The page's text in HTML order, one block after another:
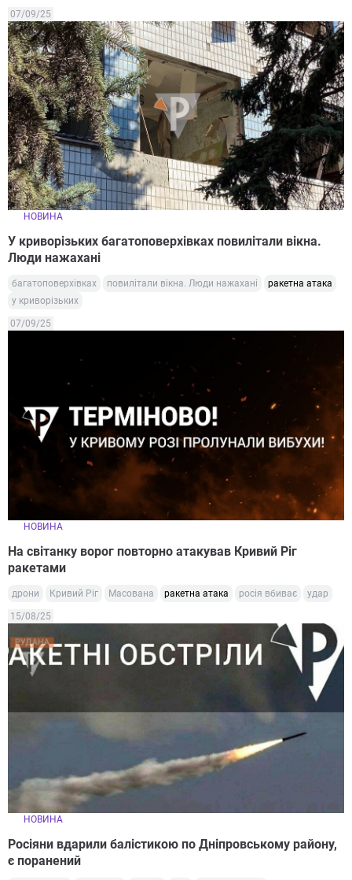
07/09/25
НОВИНА
У криворізьких багатоповерхівках повилітали вікна.
Люди нажахані
багатоповерхівках повилітали вікна. Люди нажахані
ракетна атака
у криворізьких
07/09/25
НОВИНА
На світанку ворог повторно атакував Кривий Ріг
ракетами
дрони Кривий Ріг Масована ракетна атака росія вбиває удар
15/08/25
НОВИНА
Росіяни вдарили балістикою по Дніпровському району,
є поранений